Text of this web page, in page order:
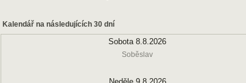
Kalendář na následujících 30 dní
Sobota 8.8.2026
Soběslav